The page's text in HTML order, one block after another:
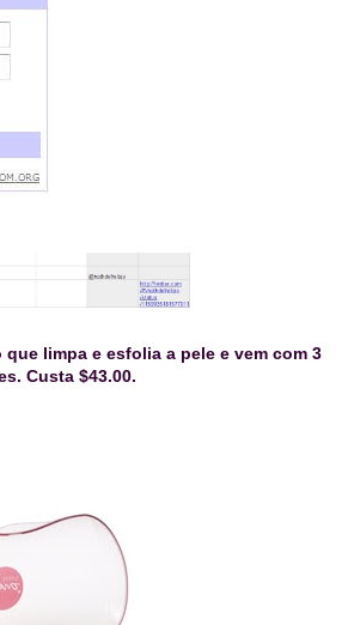
que limpa e esfolia a pele e vem com 3
Custa $43.00.